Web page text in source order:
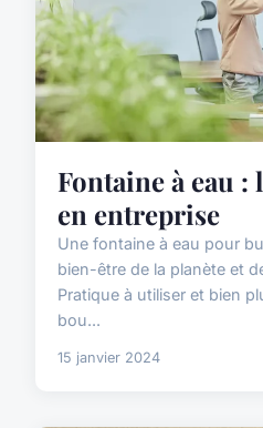
Fontaine à eau :
en entreprise
Une fontaine à eau pour
bien-être de la planète et
Pratique à utiliser et bien
bou...
15 janvier 2024